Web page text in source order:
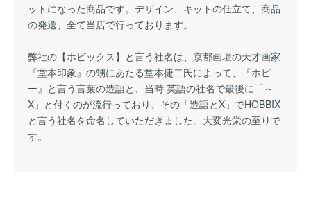
ットになった商品です。デザイン、キットの仕立て、商品
の発送、全て当店で行っております。
弊社の【ホビックス】と言う社名は、京都画壇の天才画家
『堂本印象』の甥にあたる堂本捷二氏によって、『ホビ
ー』と言う言葉の造語と、当時 英語の社名で最後に「～
X」と付くのが流行っており、その「造語とX」でHOBBIX
と言う社名を命名していただきました。大変光栄の至りで
す。